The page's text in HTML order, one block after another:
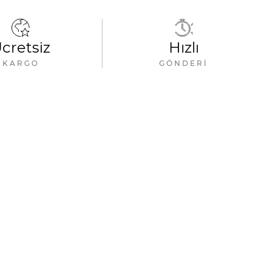
KARGO
Hızlı
GÖNDERI